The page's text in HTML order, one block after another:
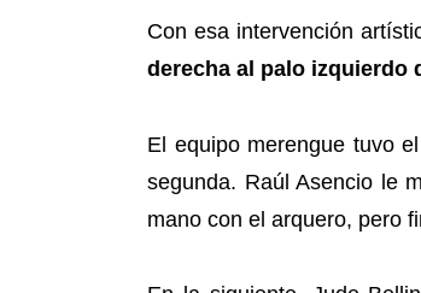
Con esa intervención
derecha al palo izquierdo
El equipo merengue tuvo
segunda. Raúl Asencio le
mano con el arquero, pero